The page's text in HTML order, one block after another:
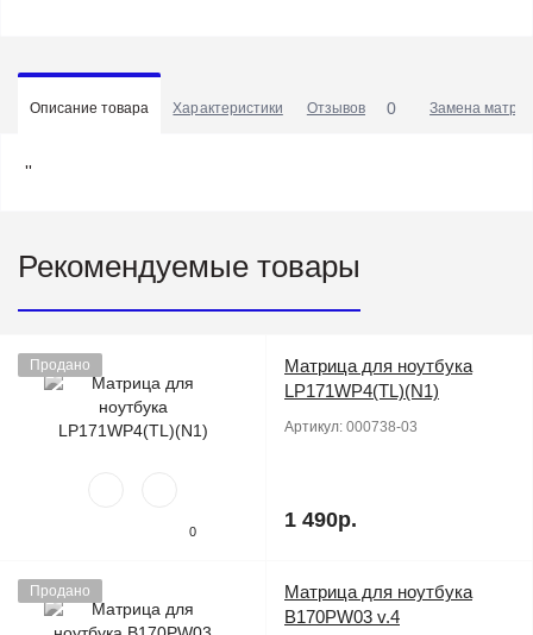
Описание товара Характеристики Отзывов 0 Замена
''
Рекомендуемые товары
Продано
0
Матрица для ноутбука
LP171WP4(TL)(N1)
Артикул: 000738-03
1 490р.
Продано
Матрица для ноутбука
B170PW03 v.4